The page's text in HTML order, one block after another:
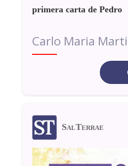
primera carta de Pedro
Carlo Maria
SalTerrae